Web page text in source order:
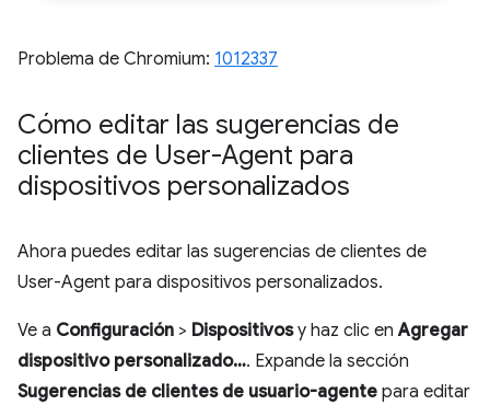
Problema de Chromium: 1012337
Cómo editar las sugerencias de
clientes de User-Agent para
dispositivos personalizados
Ahora puedes editar las sugerencias de clientes de
User-Agent para dispositivos personalizados.
Ve a Configuración > Dispositivosy haz clic enAgregar
dispositivo personalizado…. Expande la sección
Sugerencias de clientes de usuario-agente para editar